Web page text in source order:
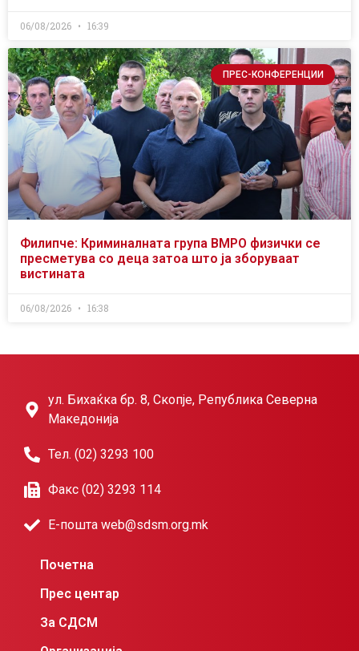
06/08/2026 16:39
ПРЕС-КОНФЕРЕНЦИИ
Филипче: Криминалната група ВМРО физички се
пресметува со деца затоа што ја зборуваат
вистината
06/08/2026 16:38
ул. Бихаќка бр. 8, Скопје, Република Северна
Македонија
Тел. (02) 3293 100
Факс (02) 3293 114
Е-пошта web@sdsm.org.mk
Почетна
Прес центар
За СДСМ